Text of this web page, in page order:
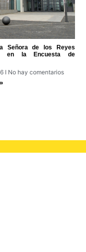
Señora de los Reyes
en la Encuesta de
No hay comentarios